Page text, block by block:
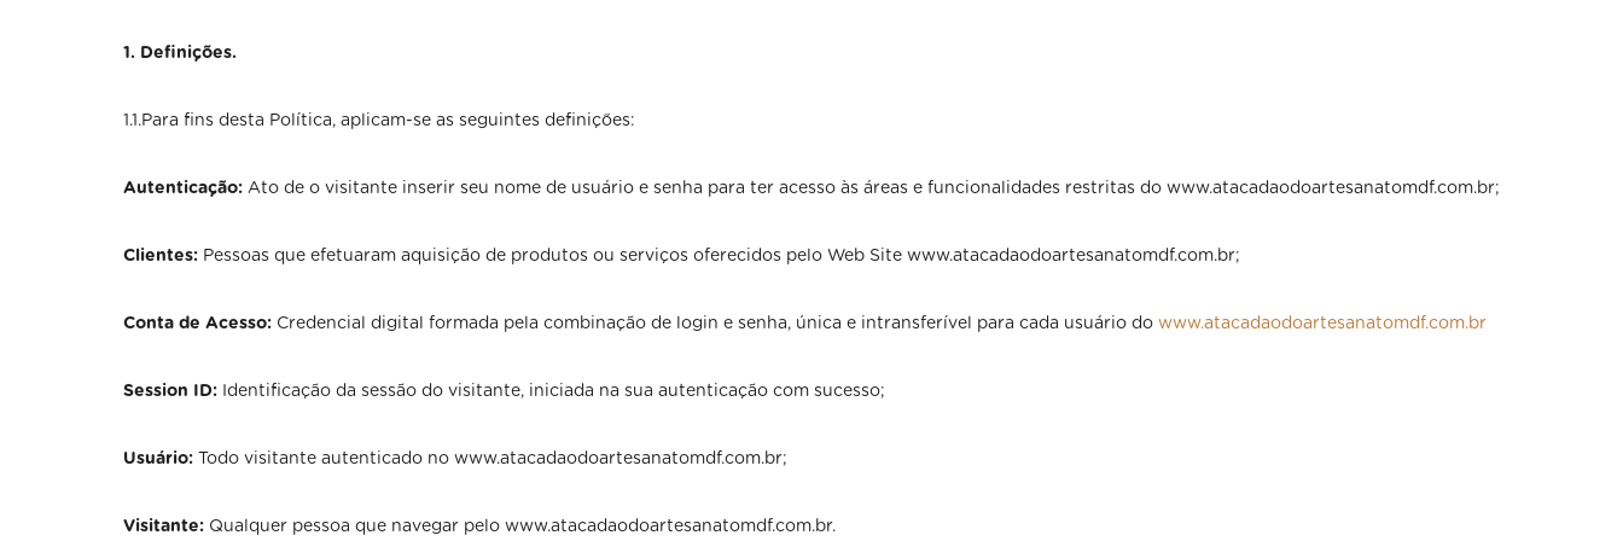
1. Definições.
1.1.Para fins desta Política, aplicam-se as seguintes definições:
Autenticação: Ato de o visitante inserir seu nome de usuário e senha para ter acesso às áreas e funcionalidades restritas do www.atacadaodoartesanatomdf.com.br;
Clientes: Pessoas que efetuaram aquisição de produtos ou serviços oferecidos pelo Web Site www.atacadaodoartesanatomdf.com.br;
Conta de Acesso: Credencial digital formada pela combinação de login e senha, única e intransferível para cada usuário do www.atacadaodoartesanatomdf.com.br
Session ID: Identificação da sessão do visitante, iniciada na sua autenticação com sucesso;
Usuário: Todo visitante autenticado no www.atacadaodoartesanatomdf.com.br;
Visitante: Qualquer pessoa que navegar pelo www.atacadaodoartesanatomdf.com.br.